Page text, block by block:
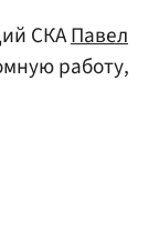
СКАПавел
работу,